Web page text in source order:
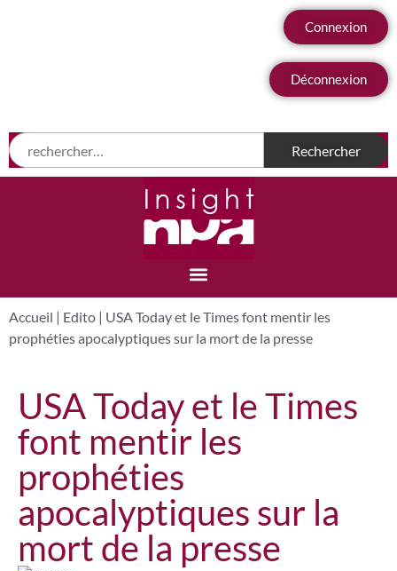
Connexion
Déconnexion
Accueil | Edito | USA Today et le Times font mentir les
prophéties apocalyptiques sur la mort de la presse
USA Today et le Times
font mentir les
prophéties
apocalyptiques sur la
mort de la presse